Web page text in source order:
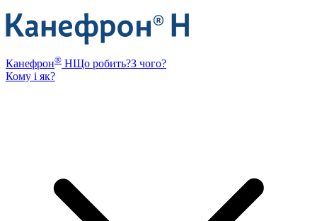
Канефрон® НЩо робить?З чого?
Кому і як?